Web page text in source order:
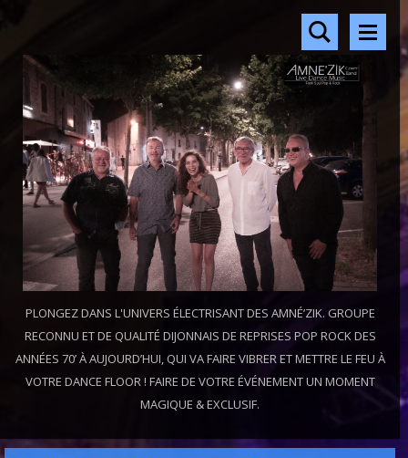
PLONGEZ DANS L'UNIVERS ÉLECTRISANT DES AMNÉ’ZIK. GROUPE
RECONNU ET DE QUALITÉ DIJONNAIS DE REPRISES POP ROCK DES
ANNÉES 70’ À AUJOURD’HUI, QUI VA FAIRE VIBRER ET METTRE LE FEU À
VOTRE DANCE FLOOR ! FAIRE DE VOTRE ÉVÉNEMENT UN MOMENT
MAGIQUE & EXCLUSIF.